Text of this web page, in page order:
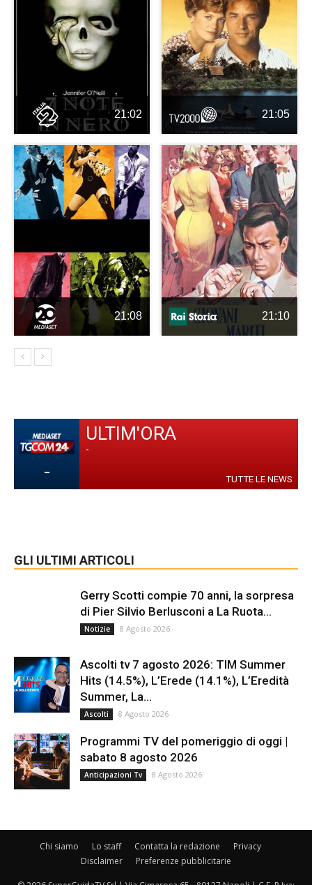
21:02 21:05
21:08 21:10
-
ULTIM'ORA
-
TUTTE LE NEWS
GLI ULTIMI ARTICOLI
Gerry Scotti compie 70 anni, la sorpresa
di Pier Silvio Berlusconi a La Ruota...
Notizie 8 Agosto 2026
Ascolti tv 7 agosto 2026: TIM Summer
Hits (14.5%), L’Erede (14.1%), L’Eredità
Summer, La...
Ascolti 8 Agosto 2026
Programmi TV del pomeriggio di oggi |
sabato 8 agosto 2026
Anticipazioni Tv 8 Agosto 2026
Chi siamo Lo staff Contatta la redazione
Privacy
Disclaimer
Preferenze pubblicitarie